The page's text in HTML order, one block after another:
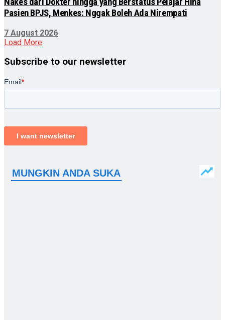
Pasien BPJS, Menkes: Nggak Boleh Ada Nirempati
7 August 2026
Load More
Subscribe to our newsletter